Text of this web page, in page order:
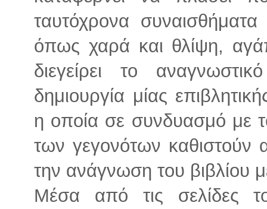
ταυτόχρονα
όπως χαρά και θλίψη,
διεγείρει το
δημιουργία μίας
η οποία σε συνδυασμό με
των γεγονότων καθιστούν
την ανάγνωση του βιβλίου
Μέσα από τις σελίδες